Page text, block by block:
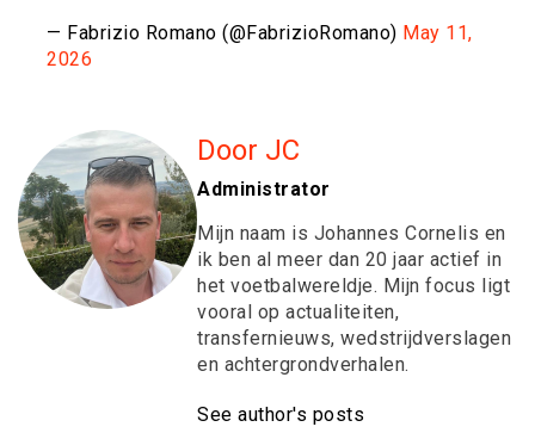
— Fabrizio Romano (@FabrizioRomano) May 11,
2026
Door JC
Administrator
Mijn naam is Johannes Cornelis en
ik ben al meer dan 20 jaar actief in
het voetbalwereldje. Mijn focus ligt
vooral op actualiteiten,
transfernieuws, wedstrijdverslagen
en achtergrondverhalen.
See author's posts